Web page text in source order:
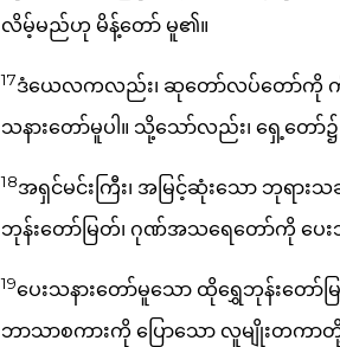
လိမ့်မည်ဟု မိန့်တော် မူ၏။
17ဒံယေလကလည်း၊ ဆုတော်လပ်တော်ကို ကိုယ်တ
သနားတော်မူပါ။ သို့သော်လည်း၊ ရှေ့တ
18အရှင်မင်းကြီး၊ အမြင့်ဆုံးသော ဘုရား
ဘုန်းတော်မြတ်၊ ဂုဏ်အသရေတော်ကို ပေး
19ပေးသနားတော်မူသော ထိုရွှေဘုန်းတော်မ
ဘာသာစကားကို ပြောသော လူမျိုးတ